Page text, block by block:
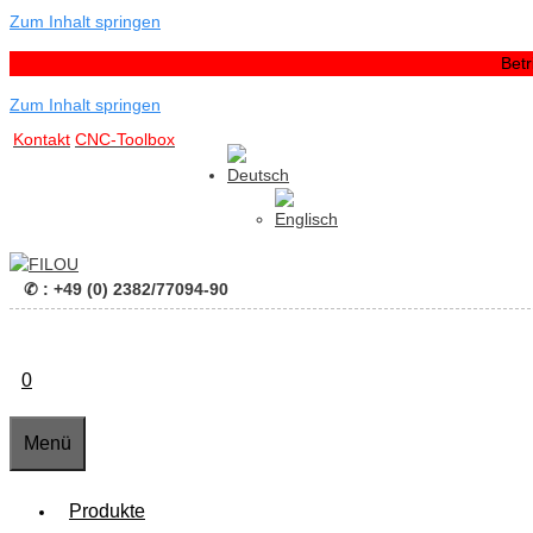
Zum Inhalt springen
Zum Inhalt springen
Kontakt CNC-Toolbox
✆ : +49 (0) 2382/77094-90
0
Menü
Produkte